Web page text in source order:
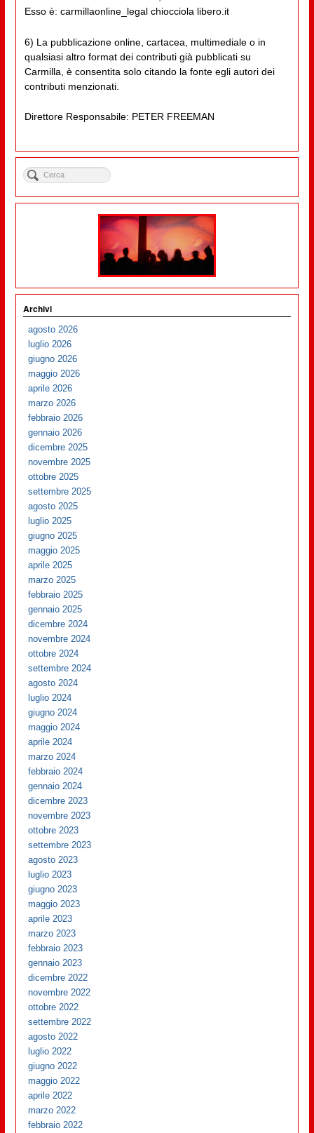
Esso è: carmillaonline_legal chiocciola libero.it
6) La pubblicazione online, cartacea, multimediale o in
qualsiasi altro format dei contributi già pubblicati su
Carmilla, è consentita solo citando la fonte egli autori dei
contributi menzionati.
Direttore Responsabile: PETER FREEMAN
Archivi
agosto 2026
luglio 2026
giugno 2026
maggio 2026
aprile 2026
marzo 2026
febbraio 2026
gennaio 2026
dicembre 2025
novembre 2025
ottobre 2025
settembre 2025
agosto 2025
luglio 2025
giugno 2025
maggio 2025
aprile 2025
marzo 2025
febbraio 2025
gennaio 2025
dicembre 2024
novembre 2024
ottobre 2024
settembre 2024
agosto 2024
luglio 2024
giugno 2024
maggio 2024
aprile 2024
marzo 2024
febbraio 2024
gennaio 2024
dicembre 2023
novembre 2023
ottobre 2023
settembre 2023
agosto 2023
luglio 2023
giugno 2023
maggio 2023
aprile 2023
marzo 2023
febbraio 2023
gennaio 2023
dicembre 2022
novembre 2022
ottobre 2022
settembre 2022
agosto 2022
luglio 2022
giugno 2022
maggio 2022
aprile 2022
marzo 2022
febbraio 2022